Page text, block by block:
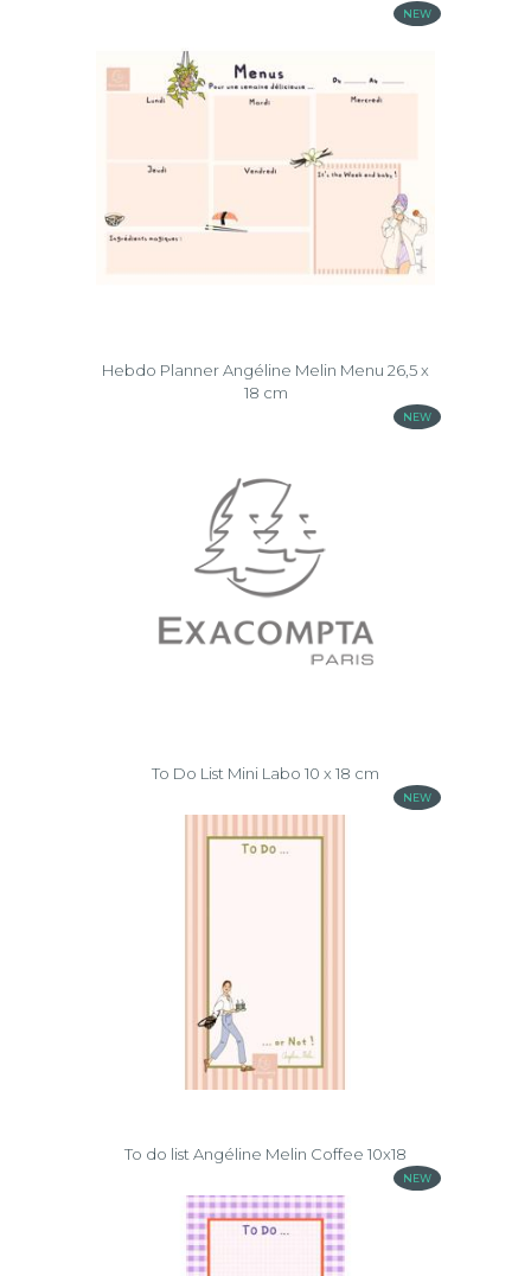
NEW
Hebdo Planner Angéline Melin Menu 26,5 x
18 cm
NEW
To Do List Mini Labo 10 x 18 cm
NEW
To do list Angéline Melin Coffee 10x18
NEW